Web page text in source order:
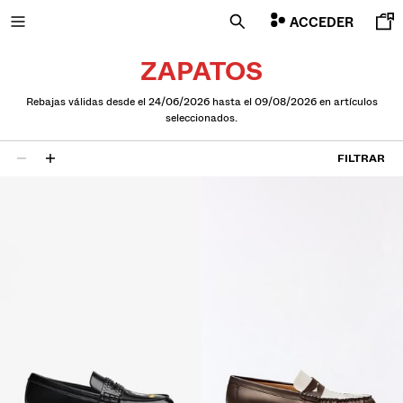
ACCEDER
ZAPATOS
Rebajas válidas desde el 24/06/2026 hasta el 09/08/2026 en artículos
seleccionados.
11 resultados FILTRAR
NEW
COMBO WINS %
Y CÁRDIGANS